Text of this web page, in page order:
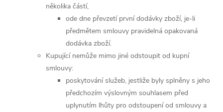
několika částí,
ode dne převzetí první dodávky zboží, je-li
předmětem smlouvy pravidelná opakovaná
dodávka zboží.
Kupující nemůže mimo jiné odstoupit od kupní
smlouvy:
poskytování služeb, jestliže byly splněny s jeho
předchozím výslovným souhlasem před
uplynutím lhůty pro odstoupení od smlouvy a